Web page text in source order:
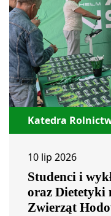
Katedra
10 lip 2026
Studenci i
oraz Dietetyki
Zwierząt